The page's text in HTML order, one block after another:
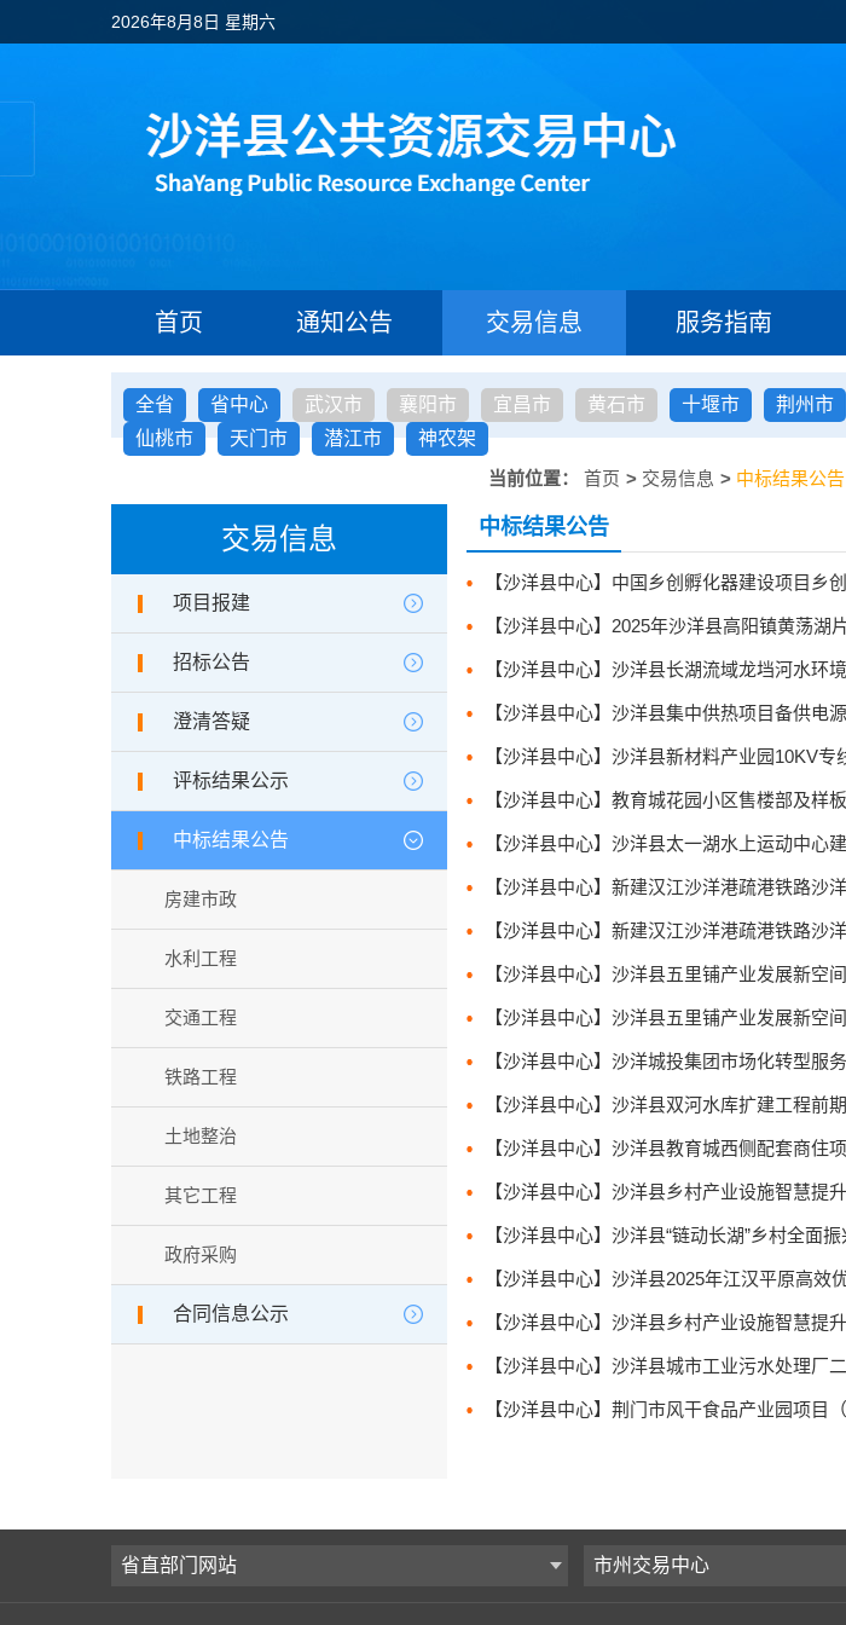
2026年8月8日 星期六
首页 通知公告 交易信息 服务指南
全省
省中心 武汉市 襄阳市 宜昌市 黄石市 十堰市 荆州市
仙桃市
天门市 潜江市
神农架
当前位置： 首页 > 交易信息 > 中标结果公告
交易信息
项目报建
招标公告
澄清答疑
评标结果公示
中标结果公告
房建市政
水利工程
交通工程
铁路工程
土地整治
其它工程
政府采购
合同信息公示
中标结果公告
省直部门网站 市州交易中心